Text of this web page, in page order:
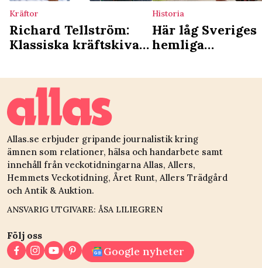
Kräftor
Richard Tellström:
Klassiska kräftskivan
här är det som
ersätter
Historia
Här låg Sveriges
hemliga
höll fångar på
Allas.se erbjuder gripande journalistik kring
ämnen som relationer, hälsa och handarbete samt
innehåll från veckotidningarna Allas, Allers,
Hemmets Veckotidning, Året Runt, Allers Trädgård
och Antik & Auktion.
ANSVARIG UTGIVARE: ÅSA LILIEGREN
Följ oss
Google nyheter